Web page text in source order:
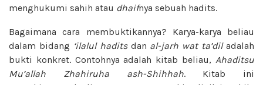
menghukumi sahih atau dhaifnya sebuah hadits.
Bagaimana cara membuktikannya? Karya-karya beliau
dalam bidang ‘ilalul hadits dan al-jarh wat ta’dil adalah
bukti konkret. Contohnya adalah kitab beliau, Ahaditsu
Mu’allah Zhahiruha ash-Shihhah. Kitab ini